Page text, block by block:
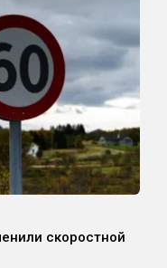
скоростной